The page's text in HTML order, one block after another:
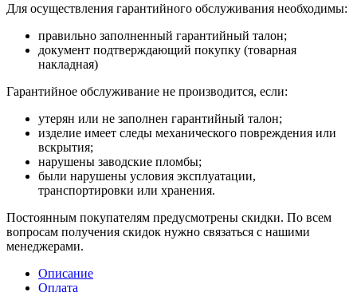
Для осуществления гарантийного обслуживания необходимы:
правильно заполненный гарантийный талон;
документ подтверждающий покупку (товарная
накладная)
Гарантийное обслуживание не производится, если:
утерян или не заполнен гарантийный талон;
изделие имеет следы механического повреждения или
вскрытия;
нарушены заводские пломбы;
были нарушены условия эксплуатации,
транспортировки или хранения.
Постоянным покупателям предусмотрены скидки. По всем
вопросам получения скидок нужно связаться с нашими
менеджерами.
Описание
Оплата